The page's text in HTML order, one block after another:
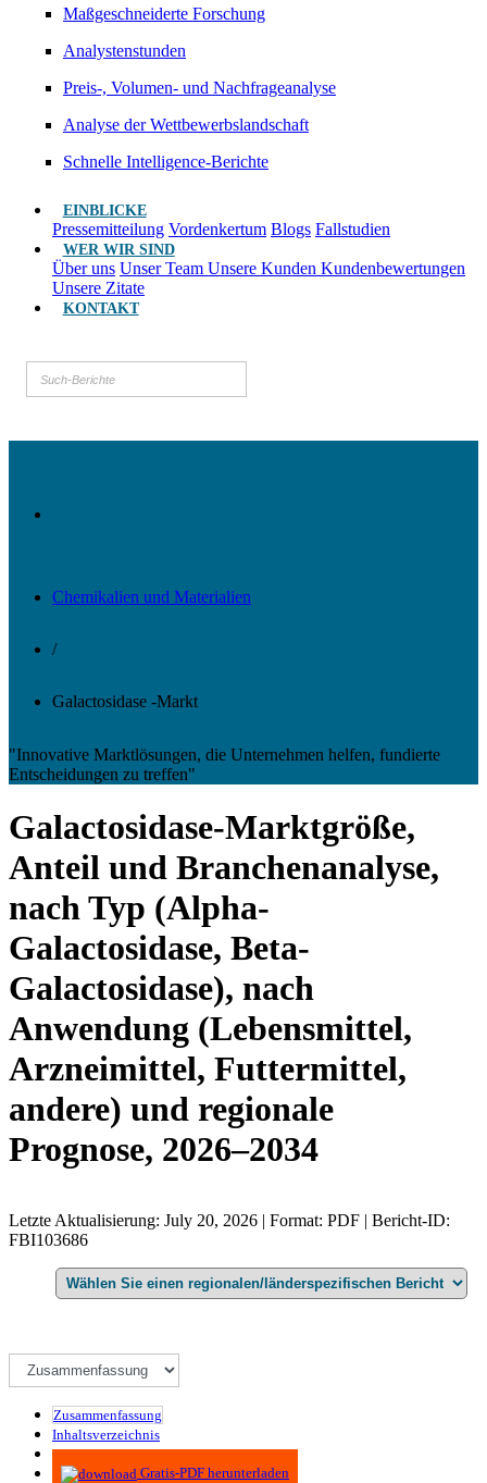
Maßgeschneiderte Forschung
Analystenstunden
Preis-, Volumen- und Nachfrageanalyse
Analyse der Wettbewerbslandschaft
Schnelle Intelligence-Berichte
EINBLICKE
Pressemitteilung Vordenkertum Blogs Fallstudien
WER WIR SIND
Über uns Unser Team Unsere Kunden Kundenbewertungen
Unsere Zitate
KONTAKT
Chemikalien und Materialien
/
Galactosidase -Markt
"Innovative Marktlösungen, die Unternehmen helfen, fundierte
Entscheidungen zu treffen"
Galactosidase-Marktgröße,
Anteil und Branchenanalyse,
nach Typ (Alpha-
Galactosidase, Beta-
Galactosidase), nach
Anwendung (Lebensmittel,
Arzneimittel, Futtermittel,
andere) und regionale
Prognose, 2026–2034
Letzte Aktualisierung: July 20, 2026 | Format: PDF | Bericht-ID:
FBI103686
Zusammenfassung
Inhaltsverzeichnis
Methodik
Gratis-PDF herunterladen